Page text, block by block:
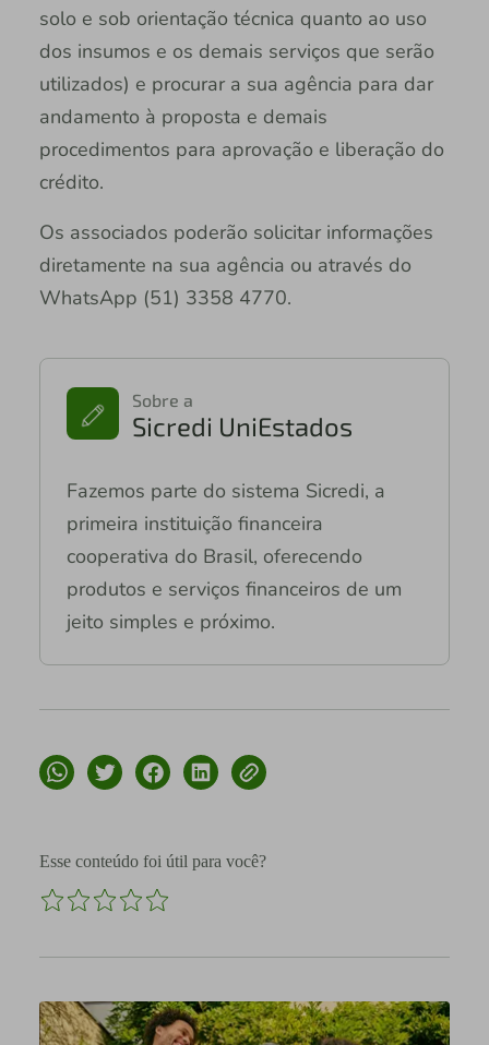
solo e sob orientação técnica quanto ao uso
dos insumos e os demais serviços que serão
utilizados) e procurar a sua agência para dar
andamento à proposta e demais
procedimentos para aprovação e liberação do
crédito.
Os associados poderão solicitar informações
diretamente na sua agência ou através do
WhatsApp (51) 3358 4770.
Sobre a
Sicredi UniEstados
Fazemos parte do sistema Sicredi, a
primeira instituição financeira
cooperativa do Brasil, oferecendo
produtos e serviços financeiros de um
jeito simples e próximo.
Esse conteúdo foi útil para você?